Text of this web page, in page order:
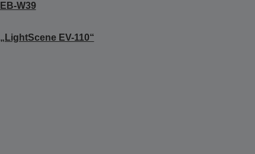
EB-W39
„LightScene EV-110“